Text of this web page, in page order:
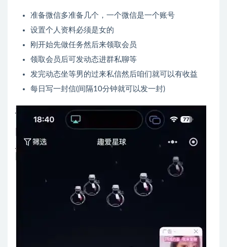
准备微信多准备几个，一个微信是一个账号
设置个人资料必须是女的
刚开始先做任务然后来领取会员
领取会员后可发动态进群私聊等
发完动态坐等男的过来私信然后咱们就可以有收益
每日写一封信(间隔10分钟就可以发一封)